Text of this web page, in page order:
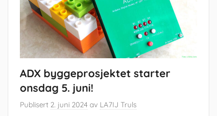
ADX byggeprosjektet starter
onsdag 5. juni!
Publisert 2. juni 2024 av LA7IJ Truls